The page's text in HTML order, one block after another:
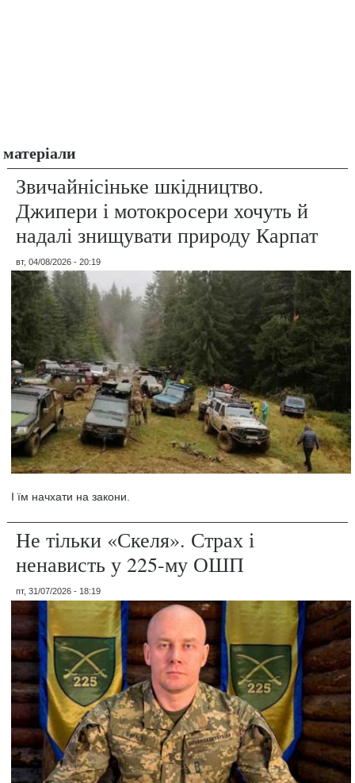
матеріали
Звичайнісіньке шкідництво.
Джипери і мотокросери хочуть й
надалі знищувати природу Карпат
вт, 04/08/2026 - 20:19
І їм начхати на закони.
Не тільки «Скеля». Страх і
ненависть у 225-му ОШП
пт, 31/07/2026 - 18:19